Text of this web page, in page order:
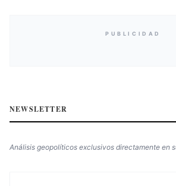
PUBLICIDAD
NEWSLETTER
Análisis geopolíticos exclusivos directamente en